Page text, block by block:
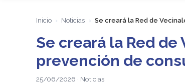
Inicio Noticias Se creará la Red de
Se creará la Red
prevención de
25/06/2026 · Noticias